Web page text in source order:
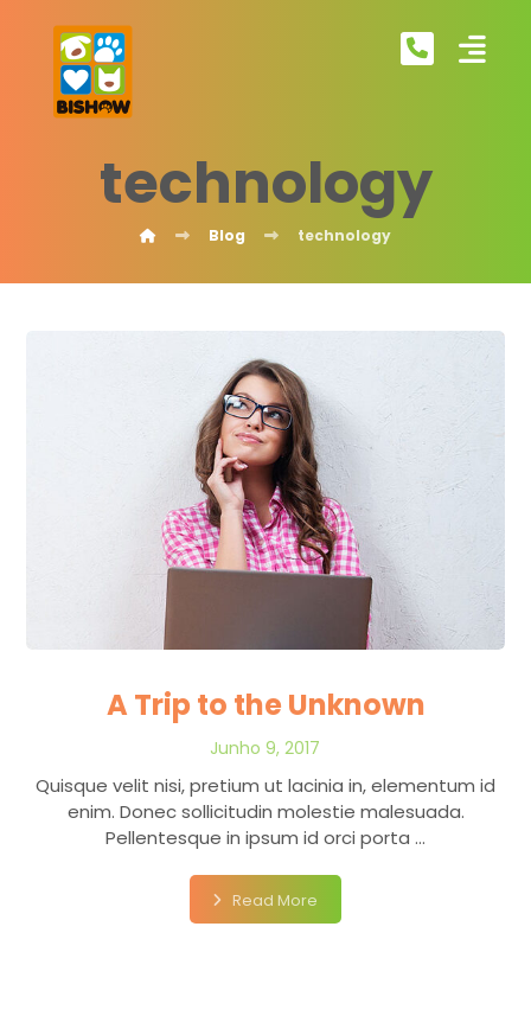
technology
Blog technology
A Trip to the Unknown
Junho 9, 2017
Quisque velit nisi, pretium ut lacinia in, elementum id
enim. Donec sollicitudin molestie malesuada.
Pellentesque in ipsum id orci porta ...
Read More